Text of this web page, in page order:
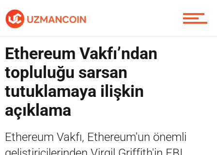
Piyasa
Soru Sor
Ethereum Vakfı’ndan
topluluğu sarsan
tutuklamaya ilişkin
açıklama
Ethereum Vakfı, Ethereum'un önemli